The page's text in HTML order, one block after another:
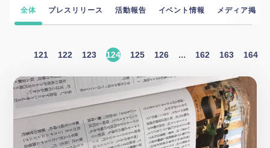
全体 プレスリリース 活動報告 イベント情報 メディア掲載
121 122 123 124 125 126 ... 162 163 164